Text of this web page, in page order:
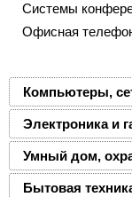
Системы
Офисная
Компьютеры,
Электроника и
Умный дом,
Бытовая